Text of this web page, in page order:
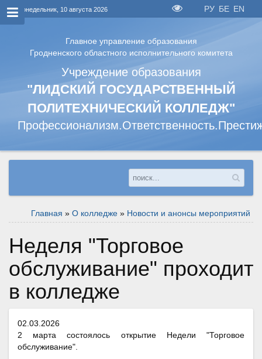
Понедельник, 10 августа 2026 РУ БЕ EN
Главное управление образования
Гродненского областного исполнительного комитета
Учреждение образования
"ЛИДСКИЙ ГОСУДАРСТВЕННЫЙ
ПОЛИТЕХНИЧЕСКИЙ КОЛЛЕДЖ"
Главная » О колледже » Новости и анонсы мероприятий
Неделя "Торговое
обслуживание" проходит
в колледже
02.03.2026
2 марта состоялось открытие Недели "Торговое
обслуживание".